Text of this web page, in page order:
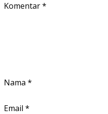
Komentar*
Nama *
Email *